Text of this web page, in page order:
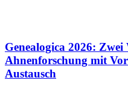
Genealogica 2026: Zwei
Ahnenforschung mit
Austausch